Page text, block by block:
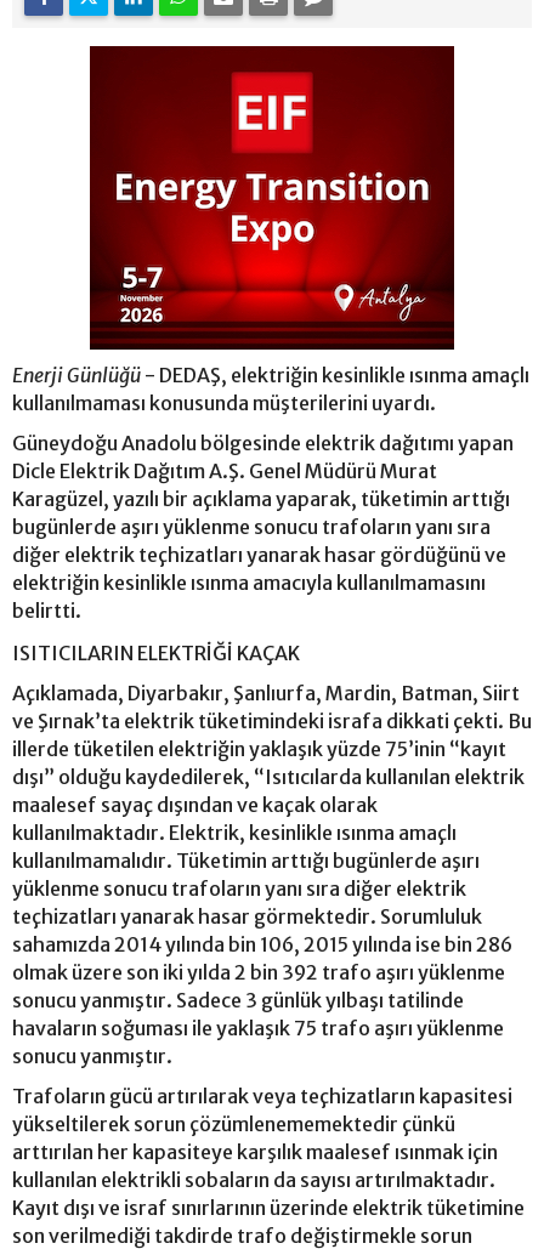
Enerji Günlüğü - DEDAŞ, elektriğin kesinlikle ısınma amaçlı
kullanılmaması konusunda müşterilerini uyardı.
Güneydoğu Anadolu bölgesinde elektrik dağıtımı yapan
Dicle Elektrik Dağıtım A.Ş. Genel Müdürü Murat
Karagüzel, yazılı bir açıklama yaparak, tüketimin arttığı
bugünlerde aşırı yüklenme sonucu trafoların yanı sıra
diğer elektrik teçhizatları yanarak hasar gördüğünü ve
elektriğin kesinlikle ısınma amacıyla kullanılmamasını
belirtti.
ISITICILARIN ELEKTRİĞİ KAÇAK
Açıklamada, Diyarbakır, Şanlıurfa, Mardin, Batman, Siirt
ve Şırnak’ta elektrik tüketimindeki israfa dikkati çekti. Bu
illerde tüketilen elektriğin yaklaşık yüzde 75’inin “kayıt
dışı” olduğu kaydedilerek, “Isıtıcılarda kullanılan elektrik
maalesef sayaç dışından ve kaçak olarak
kullanılmaktadır. Elektrik, kesinlikle ısınma amaçlı
kullanılmamalıdır. Tüketimin arttığı bugünlerde aşırı
yüklenme sonucu trafoların yanı sıra diğer elektrik
teçhizatları yanarak hasar görmektedir. Sorumluluk
sahamızda 2014 yılında bin 106, 2015 yılında ise bin 286
olmak üzere son iki yılda 2 bin 392 trafo aşırı yüklenme
sonucu yanmıştır. Sadece 3 günlük yılbaşı tatilinde
havaların soğuması ile yaklaşık 75 trafo aşırı yüklenme
sonucu yanmıştır.
Trafoların gücü artırılarak veya teçhizatların kapasitesi
yükseltilerek sorun çözümlenememektedir çünkü
arttırılan her kapasiteye karşılık maalesef ısınmak için
kullanılan elektrikli sobaların da sayısı artırılmaktadır.
Kayıt dışı ve israf sınırlarının üzerinde elektrik tüketimine
son verilmediği takdirde trafo değiştirmekle sorun